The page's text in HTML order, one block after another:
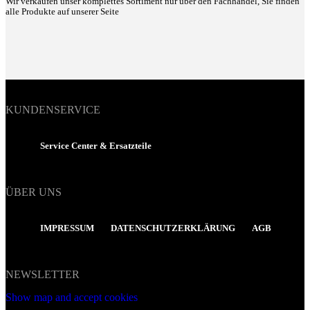
alle Produkte auf unserer Seite
KUNDENSERVICE
Service Center & Ersatzteile
ÜBER UNS
IMPRESSUM DATENSCHUTZERKLÄRUNG AGB
NEWSLETTER
Show map and accept cookies